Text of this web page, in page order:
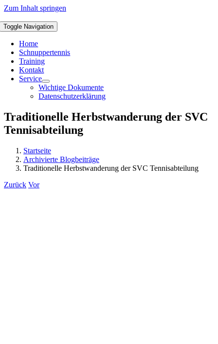
Zum Inhalt springen
Toggle Navigation
Home
Schnuppertennis
Training
Kontakt
Service
Wichtige Dokumente
Datenschutzerklärung
Traditionelle Herbstwanderung der SVC
Tennisabteilung
Startseite
Archivierte Blogbeiträge
Traditionelle Herbstwanderung der SVC Tennisabteilung
Zurück Vor